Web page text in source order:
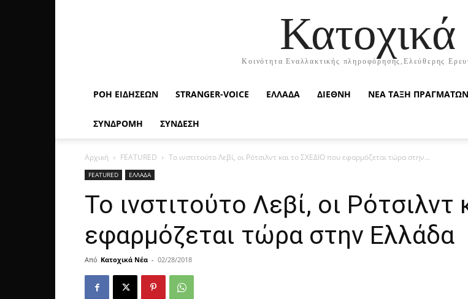
Κοινότητα Εναλλακτικής πληροφόρησης,Ελεύθερης
ΡΟΉ ΕΙΔΉΣΕΩΝ STRANGER-VOICE ΕΛΛΑΔΑ ΔΙΕΘΝΗ ΝΕΑ ΤΑΞΗ ΠΡΑΓΜΑΤΩΝ
ΣΥΝΔΡΟΜΗ ΣΥΝΔΕΣΗ
Αρχική FEATURED Το ινστιτούτο Λεβί, οι Ρότσιλντ και το ΣΧΕΔΙΟ που εφαρμόζεται τώρα στην...
FEATURED ΕΛΛΑΔΑ
Το ινστιτούτο Λεβί, οι
εφαρμόζεται τώρα στην Ελλάδα
Από Κατοχικά Νέα - 02/28/2018